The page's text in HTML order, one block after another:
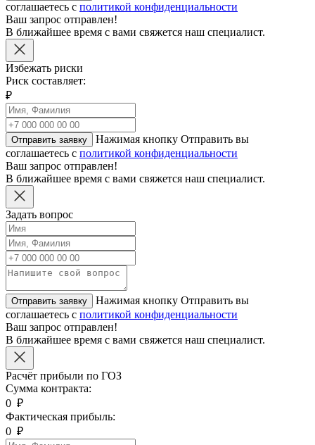
соглашаетесь с политикой конфиденциальности
Ваш запрос отправлен!
В ближайшее время с вами свяжется наш специалист.
Избежать риски
Риск составляет:
₽
Отправить заявку
Нажимая кнопку Отправить вы
соглашаетесь с политикой конфиденциальности
Ваш запрос отправлен!
В ближайшее время с вами свяжется наш специалист.
Задать вопрос
Отправить заявку
Нажимая кнопку Отправить вы
соглашаетесь с политикой конфиденциальности
Ваш запрос отправлен!
В ближайшее время с вами свяжется наш специалист.
Расчёт прибыли по ГОЗ
Сумма контракта:
0 ₽
Фактическая прибыль:
0 ₽